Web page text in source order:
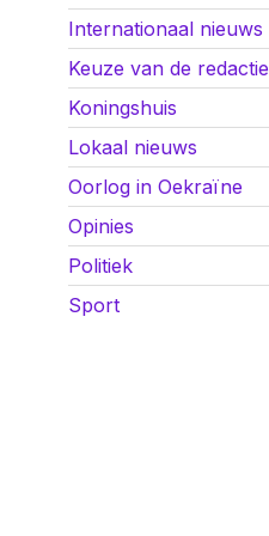
Internationaal nieuws
Keuze van de redactie
Koningshuis
Lokaal nieuws
Oorlog in Oekraïne
Opinies
Politiek
Sport